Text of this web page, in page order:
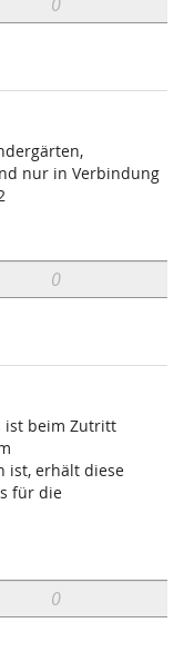
nur in Verbindung
ist beim Zutritt
ist, erhält diese
für die